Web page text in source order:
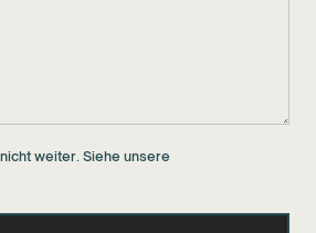
weiter. Siehe unsere